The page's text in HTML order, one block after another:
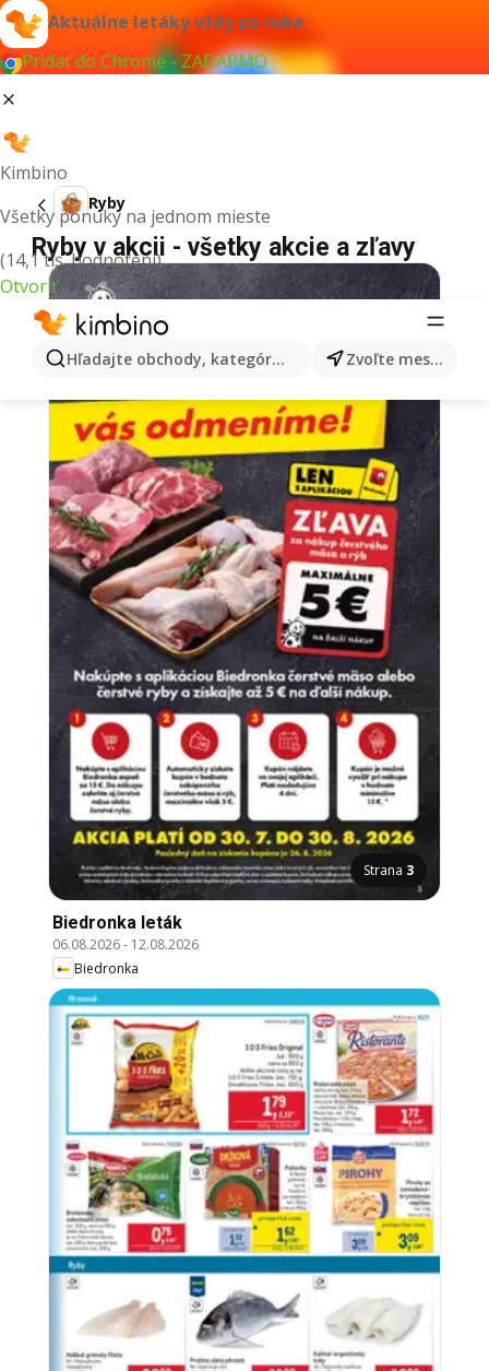
Aktuálne letáky vždy po ruke
Pridať do Chrome - ZADARMO
Kimbino
Všetky ponuky na jednom mieste
(14,1 tis. hodnotení)
Otvoriť
Hľadajte obchody, kategórie, produkty... Zvoľte mesto
Ryby
Ryby v akcii - všetky akcie a zľavy
Strana 3
Biedronka leták
06.08.2026- 12.08.2026
Biedronka